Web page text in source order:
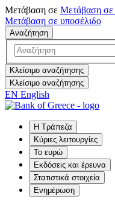
Μετάβαση σε Μετάβαση σε
Μετάβαση σε υποσέλιδο
Αναζήτηση
Κλείσιμο αναζήτησης
Κλείσιμο αναζήτησης
EN English
Η Τράπεζα
Κύριες λειτουργίες
Το ευρώ
Εκδόσεις και έρευνα
Στατιστικά στοιχεία
Ενημέρωση